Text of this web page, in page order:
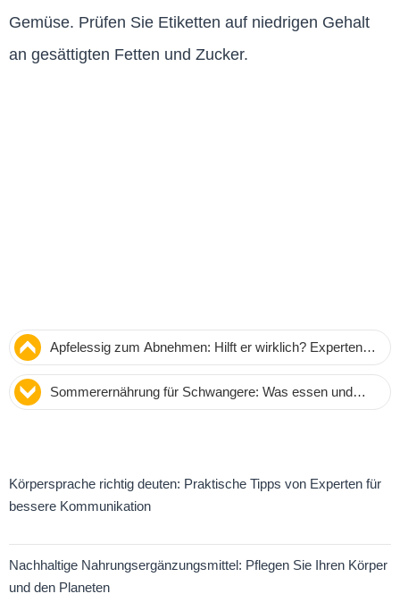
Gemüse. Prüfen Sie Etiketten auf niedrigen Gehalt
an gesättigten Fetten und Zucker.
Apfelessig zum Abnehmen: Hilft er wirklich? Experten-
Tipps zu Vorteilen und Risiken
Sommerernährung für Schwangere: Was essen und
vermeiden? Tipps von Expertin Akanksha J. Sharda
Körpersprache richtig deuten: Praktische Tipps von Experten für
bessere Kommunikation
Nachhaltige Nahrungsergänzungsmittel: Pflegen Sie Ihren Körper
und den Planeten